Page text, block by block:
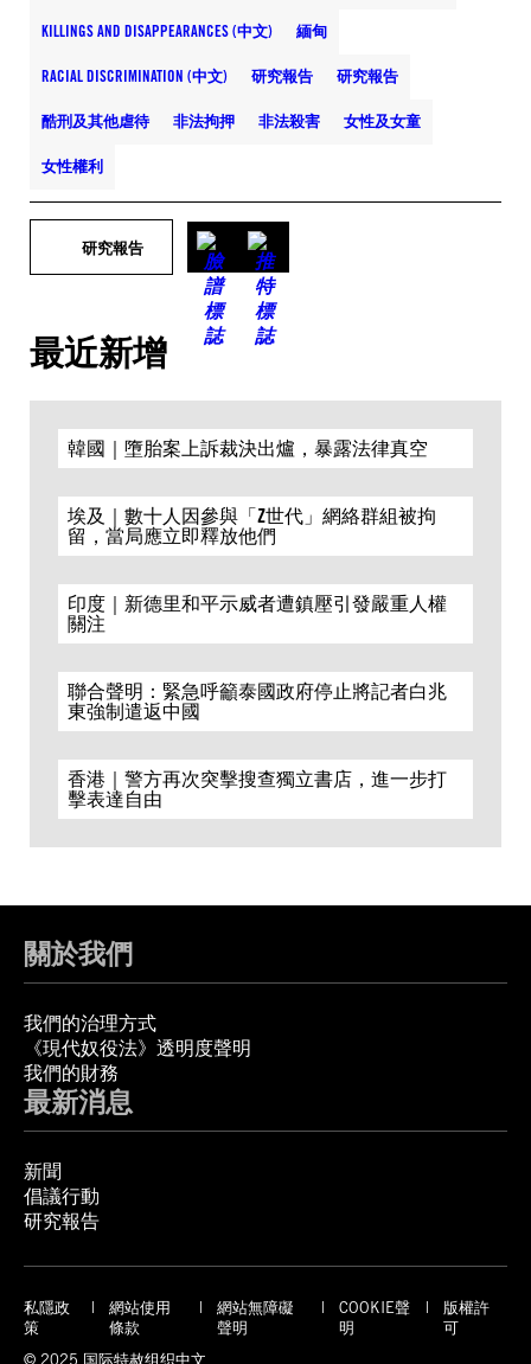
KILLINGS AND DISAPPEARANCES (中文) 緬甸
RACIAL DISCRIMINATION (中文) 研究報告 研究報告
酷刑及其他虐待 非法拘押 非法殺害 女性及女童
女性權利
研究報告
最近新增
韓國｜墮胎案上訴裁決出爐，暴露法律真空
埃及｜數十人因參與「Z世代」網絡群組被拘
留，當局應立即釋放他們
印度｜新德里和平示威者遭鎮壓引發嚴重人權
關注
聯合聲明：緊急呼籲泰國政府停止將記者白兆
東強制遣返中國
香港｜警方再次突擊搜查獨立書店，進一步打
擊表達自由
關於我們
我們的治理方式
《現代奴役法》透明度聲明
我們的財務
最新消息
新聞
倡議行動
研究報告
私隱政
策
網站使用
條款
網站無障礙
聲明
COOKIE聲
明
版權許
可
© 2025 国际特赦组织中文